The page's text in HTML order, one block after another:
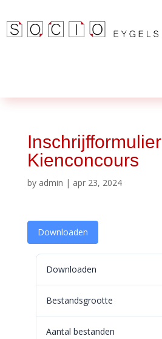
Inschrijfformulier
Kienconcours
by admin | apr 23, 2024
Downloaden
Downloaden
Bestandsgrootte
Aantal bestanden